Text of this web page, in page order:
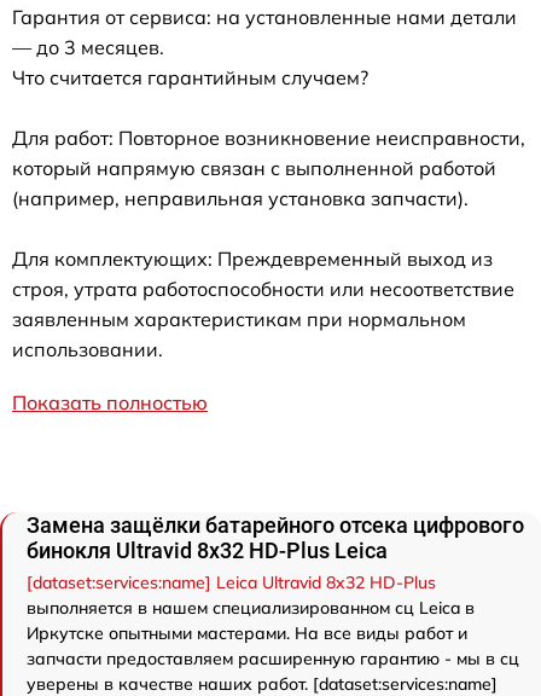
Гарантия от сервиса: на установленные нами детали
— до 3 месяцев.
Что считается гарантийным случаем?
Для работ: Повторное возникновение неисправности,
который напрямую связан с выполненной работой
(например, неправильная установка запчасти).
Для комплектующих: Преждевременный выход из
строя, утрата работоспособности или несоответствие
заявленным характеристикам при нормальном
использовании.
Показать полностью
Замена защёлки батарейного отсека цифрового
бинокля Ultravid 8x32 HD-Plus Leica
[dataset:services:name] Leica Ultravid 8x32 HD-Plus
выполняется в нашем специализированном сц Leica в
Иркутске опытными мастерами. На все виды работ и
запчасти предоставляем расширенную гарантию - мы в сц
уверены в качестве наших работ. [dataset:services:name]